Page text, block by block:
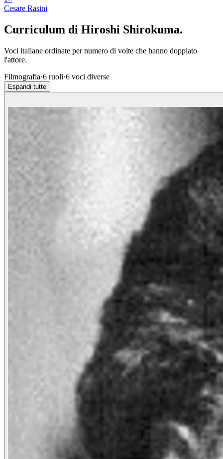
Cesare Rasini
Curriculum di Hiroshi Shirokuma.
Voci italiane ordinate per numero di volte che hanno doppiato
l'attore.
Filmografia·6 ruoli·6 voci diverse
Espandi tutte